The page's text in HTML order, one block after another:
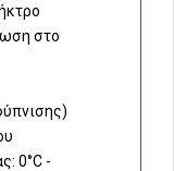
στο
0°C -